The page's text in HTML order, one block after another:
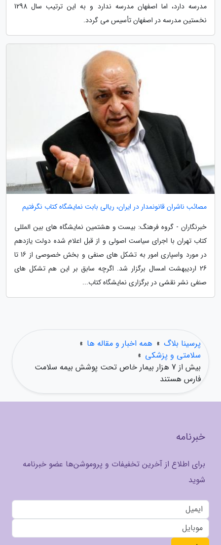
مدرسه دارد، اما اصفهان مدرسه ندارد و به این ترتیب سال 1298
نخستین مدرسه در اصفهان تأسیس می گردد.
مصائب ناشران قانونمدار در ایران، ریالی بابت نمایشگاه کتاب نگرفتیم
خبرنگاران - گروه فرهنگ: بیست و هشتمین نمایشگاه های بین المللی
کتاب تهران با اجرای سیاست اصولی و از قبل اعلام شده دولت یازدهم
در مورد واسپاری امور به تشکل های صنفی و بخش خصوصی از 16 تا
26 اردیبهشت امسال برگزار شد. اگرچه سابق بر این هم تشکل های
صنفی نشر نقشی در برگزاری نمایشگاه کتاب...
پرسینا بلاگ » همه اخبار و مقاله ها »
سلامتی و پزشکی »
بیش از 7 هزار بیمار خاص تحت پوشش بیمه سلامت
فارس هستند
خبرنامه
برای اطلاع از آخرین تخفیفات و پروموشن‌ها عضو خبرنامه
شوید